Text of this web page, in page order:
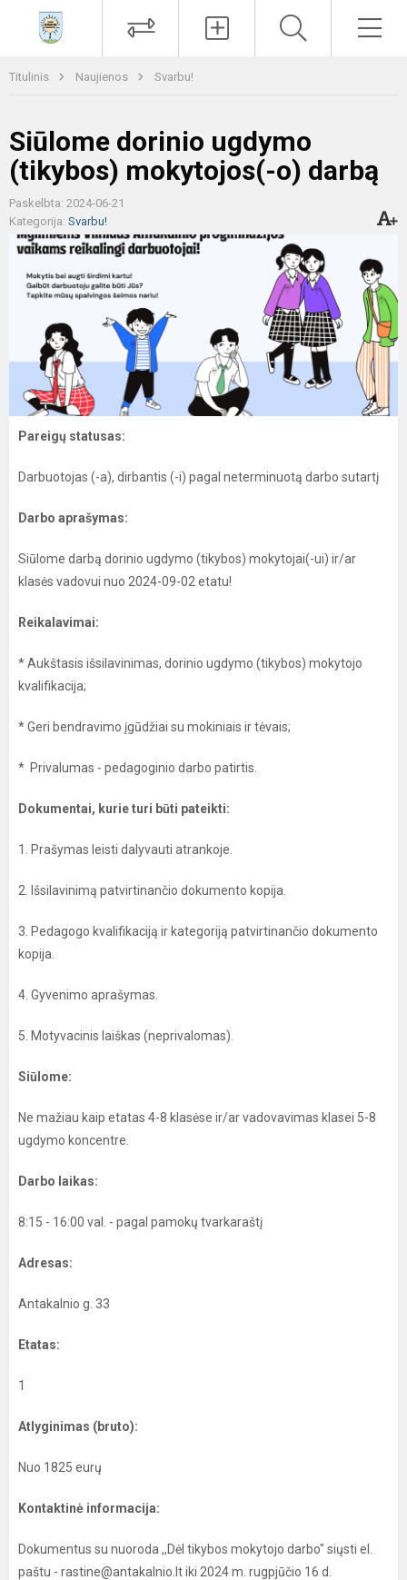
Titulinis Naujienos Svarbu!
Siūlome dorinio ugdymo
(tikybos) mokytojos(-o) darbą
Paskelbta: 2024-06-21
Kategorija: Svarbu!
Pareigų statusas:
Darbuotojas (-a), dirbantis (-i) pagal neterminuotą darbo sutartį
Darbo aprašymas:
Siūlome darbą dorinio ugdymo (tikybos) mokytojai(-ui) ir/ar
klasės vadovui nuo 2024-09-02 etatu!
Reikalavimai:
* Aukštasis išsilavinimas, dorinio ugdymo (tikybos) mokytojo
kvalifikacija;
* Geri bendravimo įgūdžiai su mokiniais ir tėvais;
* Privalumas - pedagoginio darbo patirtis.
Dokumentai, kurie turi būti pateikti:
1. Prašymas leisti dalyvauti atrankoje.
2. Išsilavinimą patvirtinančio dokumento kopija.
3. Pedagogo kvalifikaciją ir kategoriją patvirtinančio dokumento
kopija.
4. Gyvenimo aprašymas.
5. Motyvacinis laiškas (neprivalomas).
Siūlome:
Ne mažiau kaip etatas 4-8 klasėse ir/ar vadovavimas klasei 5-8
ugdymo koncentre.
Darbo laikas:
8:15 - 16:00 val. - pagal pamokų tvarkaraštį
Adresas:
Antakalnio g. 33
Etatas:
1
Atlyginimas (bruto):
Nuo 1825 eurų
Kontaktinė informacija:
Dokumentus su nuoroda ,,Dėl tikybos mokytojo darbo" siųsti el.
paštu - rastine@antakalnio.lt iki 2024 m. rugpjūčio 16 d.